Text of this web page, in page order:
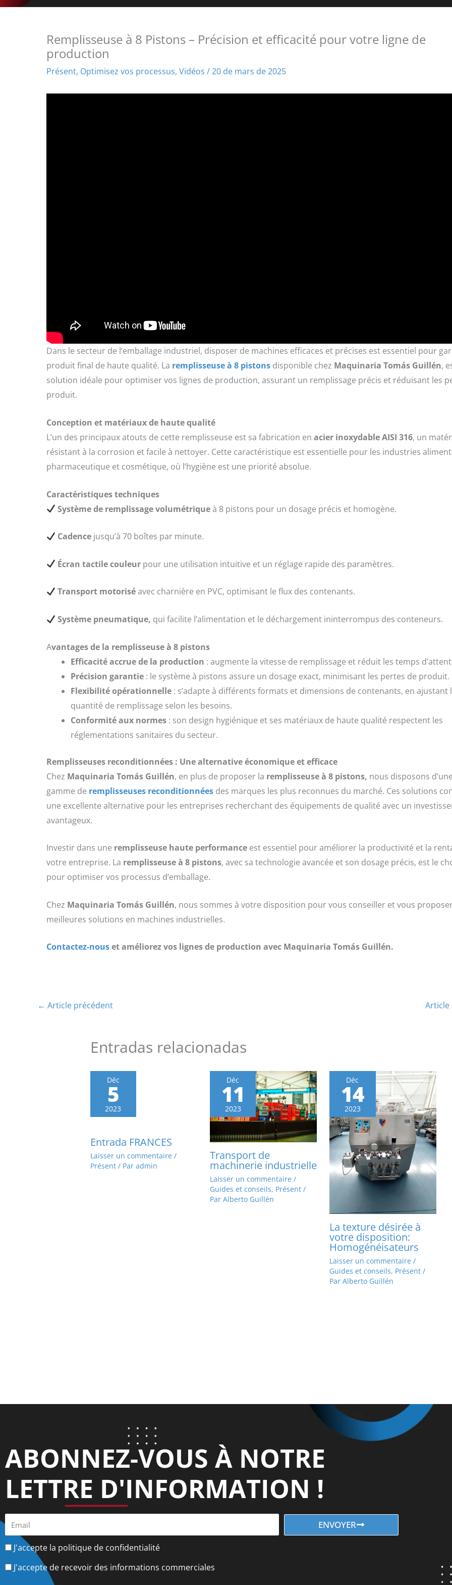
Remplisseuse à 8 Pistons – Précision et efficacité pour votre ligne de
production
Présent, Optimisez vos processus, Vidéos /20 de mars de 2025
Dans le secteur de l’emballage industriel, disposer de machines efficaces et précises est essentiel pour
produit final de haute qualité. La remplisseuse à 8 pistons disponible chez Maquinaria Tomás Guillén,
solution idéale pour optimiser vos lignes de production, assurant un remplissage précis et réduisant les
produit.
Conception et matériaux de haute qualité
L’un des principaux atouts de cette remplisseuse est sa fabrication en acier inoxydable AISI 316, un
résistant à la corrosion et facile à nettoyer. Cette caractéristique est essentielle pour les industries
pharmaceutique et cosmétique, où l’hygiène est une priorité absolue.
Caractéristiques techniques
Système de remplissage volumétriqueà 8 pistons pour un dosage précis et homogène.
Cadence jusqu’à 70 boîtes par minute.
Écran tactile couleur pour une utilisation intuitive et un réglage rapide des paramètres.
Transport motoriséavec charnière en PVC, optimisant le flux des contenants.
Système pneumatique, qui facilite l’alimentation et le déchargement ininterrompus des conteneurs.
Avantages de la remplisseuse à 8 pistons
Efficacité accrue de la production : augmente la vitesse de remplissage et réduit les temps
Précision garantie : le système à pistons assure un dosage exact, minimisant les pertes de produit.
Flexibilité opérationnelle : s’adapte à différents formats et dimensions de contenants, en ajustant
quantité de remplissage selon les besoins.
Conformité aux normes : son design hygiénique et ses matériaux de haute qualité respectent les
réglementations sanitaires du secteur.
Remplisseuses reconditionnées : Une alternative économique et efficace
Chez Maquinaria Tomás Guillén, en plus de proposer la remplisseuse à 8 pistons, nous disposons
gamme de remplisseuses reconditionnées des marques les plus reconnues du marché. Ces solutions
une excellente alternative pour les entreprises recherchant des équipements de qualité avec un
avantageux.
Investir dans une remplisseuse haute performance est essentiel pour améliorer la productivité et la
votre entreprise. La remplisseuse à 8 pistons, avec sa technologie avancée et son dosage précis, est le
pour optimiser vos processus d’emballage.
Chez Maquinaria Tomás Guillén, nous sommes à votre disposition pour vous conseiller et vous
meilleures solutions en machines industrielles.
Contactez-nouset améliorez vos lignes de production avec Maquinaria Tomás Guillén.
← Article précédent
Entradas relacionadas
Déc
5
2023
Entrada FRANCES
Laisser un commentaire /
Présent/ Par admin
Déc
11
2023
Transport de
machinerie industrielle
Laisser un commentaire /
Guides et conseils, Présent/
Par Alberto Guillén
Déc
14
2023
La texture désirée à
votre disposition:
Homogénéisateurs
Laisser un commentaire /
Guides et conseils, Présent /
ParAlberto Guillén
ABONNEZ-VOUS À NOTRE
LETTRE D'INFORMATION !
J'accepte la politique de confidentialité
J'accepte de recevoir des informations commerciales
ENVOYER